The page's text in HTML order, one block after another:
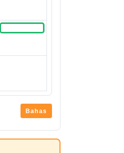
Bahas